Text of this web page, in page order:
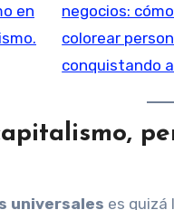
en
negocios:
colorear
conquistando
universales es quizá